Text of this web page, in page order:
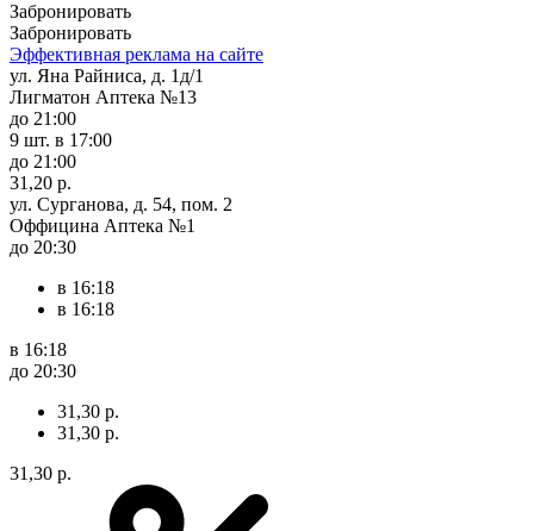
Забронировать
Забронировать
Эффективная реклама на сайте
ул. Яна Райниса, д. 1д/1
Лигматон Аптека №13
до 21:00
9 шт. в 17:00
до 21:00
31,20 р.
ул. Сурганова, д. 54, пом. 2
Оффицина Аптека №1
до 20:30
в 16:18
в 16:18
в 16:18
до 20:30
31,30 р.
31,30 р.
31,30 р.